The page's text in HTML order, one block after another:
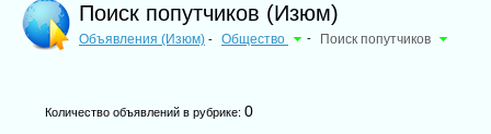
Поиск попутчиков (Изюм)
Объявления (Изюм) - Общество - Поиск попутчиков
Количество объявлений в рубрике: 0